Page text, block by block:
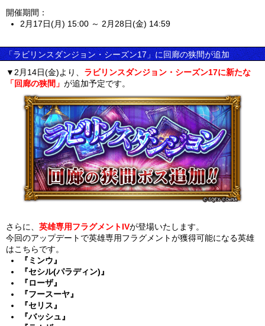
開催期間：
2月17日(月) 15:00 ～ 2月28日(金) 14:59
「ラビリンスダンジョン・シーズン17」に回廊の狭間が追加
▼2月14日(金)より、 ラビリンスダンジョン・シーズン17に新たな
「回廊の狭間」 が追加予定です。
さらに、 英雄専用フラグメントIVが登場いたします。
今回のアップデートで英雄専用フラグメントが獲得可能になる英雄
はこちらです。
『ミンウ』
『セシル(パラディン)』
『ローザ』
『フースーヤ』
『セリス』
『バッシュ』